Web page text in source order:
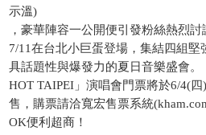
示溫)
，豪華陣容一公開便引發粉絲熱烈
7/11在台北小巨蛋登場，集結四組堅
具話題性與爆發力的夏日音樂盛會。
HOT TAIPEI」演唱會門票將於6/4(
售，購票請洽寬宏售票系統
OK便利超商！